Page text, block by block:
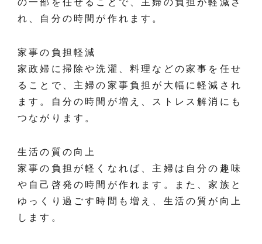
の一部を任せることで、主婦の負担が軽減さ
れ、自分の時間が作れます。
家事の負担軽減
家政婦に掃除や洗濯、料理などの家事を任せ
ることで、主婦の家事負担が大幅に軽減され
ます。自分の時間が増え、ストレス解消にも
つながります。
生活の質の向上
家事の負担が軽くなれば、主婦は自分の趣味
や自己啓発の時間が作れます。また、家族と
ゆっくり過ごす時間も増え、生活の質が向上
します。